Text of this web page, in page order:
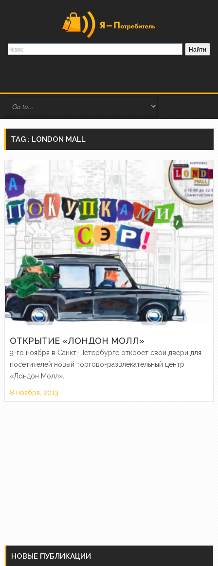
TAG : LONDON MALL
ОТКРЫТИЕ «ЛОНДОН МОЛЛ»
9-го ноября в Санкт-Петербурге откроет свои двери для
посетителей новый торгово-развлекательный центр
«Лондон Молл».
8 ноября, 2013
НОВЫЕ ПУБЛИКАЦИИ